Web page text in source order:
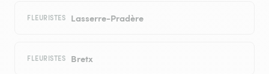
FLEURISTES Lasserre-Pradère
FLEURISTES Bretx